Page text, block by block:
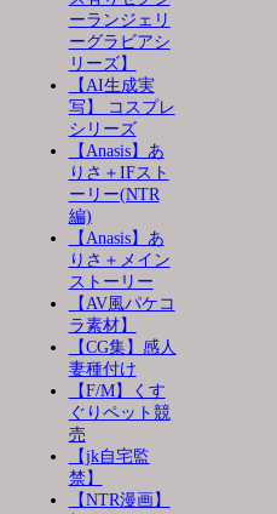
ーランジェリ
ーグラビアシ
リーズ】
【AI生成実
写】 コスプレ
シリーズ
【Anasis】あ
りさ＋IFスト
ーリー(NTR
編)
【Anasis】あ
りさ＋メイン
ストーリー
【AV風パケコ
ラ素材】
【CG集】感人
妻種付け
【F/M】くす
ぐりペット競
売
【jk自宅監
禁】
【NTR漫画】